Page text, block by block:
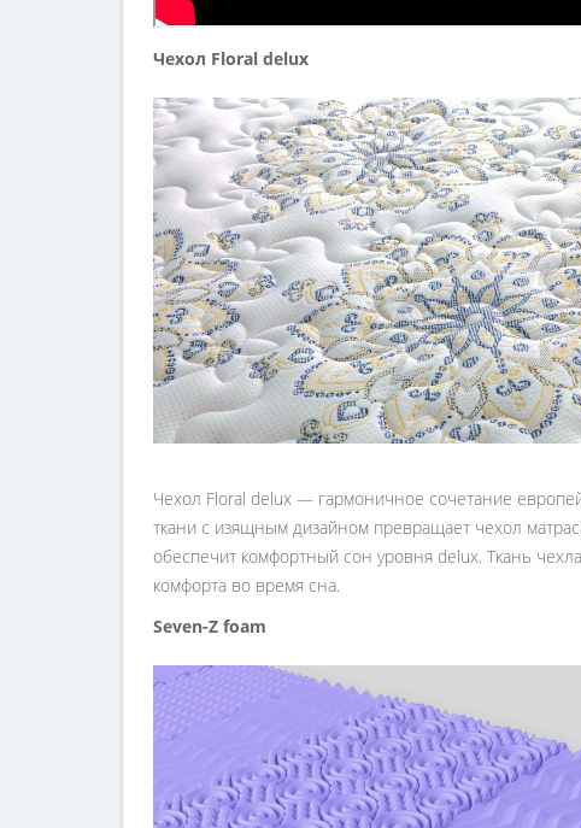
Чехол Floral delux
Чехол Floral delux — гармоничное сочетание
ткани с изящным дизайном превращает чехол
обеспечит комфортный сон уровня delux. Ткань
комфорта во время сна.
Seven-Z foam